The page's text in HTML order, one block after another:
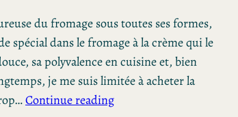
du fromage sous toutes ses formes,
spécial dans le fromage à la crème qui le
sa polyvalence en cuisine et, bien
je me suis limitée à acheter la
Continue reading